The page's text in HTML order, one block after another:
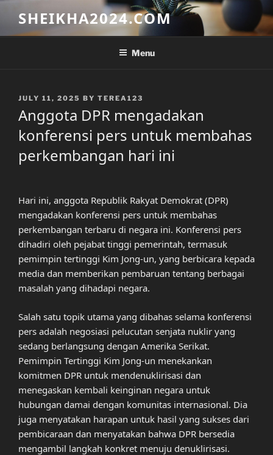
content
SHEIKHA2024.COM
Menu
POSTED
JULY 11, 2025 BY TEREA123
Anggota DPR mengadakan
konferensi pers untuk membahas
perkembangan hari ini
Hari ini, anggota Republik Rakyat Demokrat (DPR)
mengadakan konferensi pers untuk membahas
perkembangan terbaru di negara ini. Konferensi pers
dihadiri oleh pejabat tinggi pemerintah, termasuk
pemimpin tertinggi Kim Jong-un, yang berbicara kepada
media dan memberikan pembaruan tentang berbagai
masalah yang dihadapi negara.
Salah satu topik utama yang dibahas selama konferensi
pers adalah negosiasi pelucutan senjata nuklir yang
sedang berlangsung dengan Amerika Serikat.
Pemimpin Tertinggi Kim Jong-un menekankan
komitmen DPR untuk mendenuklirisasi dan
menegaskan kembali keinginan negara untuk
hubungan damai dengan komunitas internasional. Dia
juga menyatakan harapan untuk hasil yang sukses dari
pembicaraan dan menyatakan bahwa DPR bersedia
mengambil langkah konkret menuju denuklirisasi.